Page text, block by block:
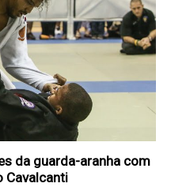
da guarda-aranha com
Cavalcanti